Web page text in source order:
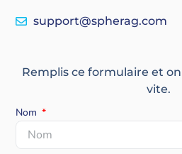
support@spherag.com
Remplis ce formulaire et
vite.
Nom